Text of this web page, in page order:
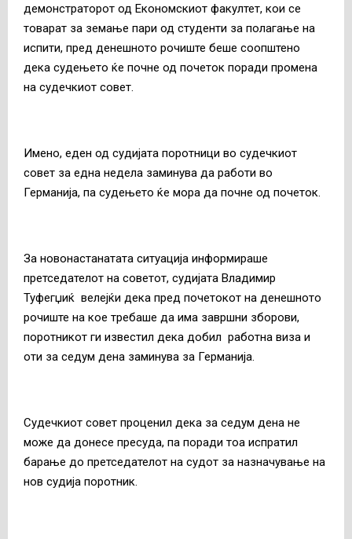
демонстраторот од Економскиот факултет, кои се
товарат за земање пари од студенти за полагање на
испити, пред денешното рочиште беше соопштено
дека судењето ќе почне од почеток поради промена
на судечкиот совет.
Имено, еден од судијата поротници во судечкиот
совет за една недела заминува да работи во
Германија, па судењето ќе мора да почне од почеток.
За новонастанатата ситуација информираше
претседателот на советот, судијата Владимир
Туфегџиќ велејќи дека пред почетокот на денешното
рочиште на кое требаше да има завршни зборови,
поротникот ги известил дека добил работна виза и
оти за седум дена заминува за Германија.
Судечкиот совет проценил дека за седум дена не
може да донесе пресуда, па поради тоа испратил
барање до претседателот на судот за назначување на
нов судија поротник.